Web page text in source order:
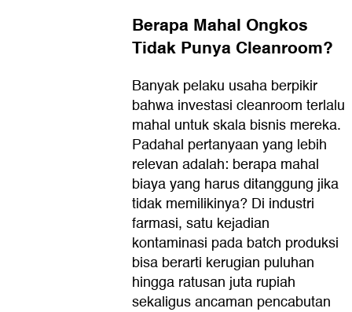
Berapa Mahal Ongkos
Tidak Punya Cleanroom?
Banyak pelaku usaha berpikir
bahwa investasi cleanroom terlalu
mahal untuk skala bisnis mereka.
Padahal pertanyaan yang lebih
relevan adalah: berapa mahal
biaya yang harus ditanggung jika
tidak memilikinya? Di industri
farmasi, satu kejadian
kontaminasi pada batch produksi
bisa berarti kerugian puluhan
hingga ratusan juta rupiah
sekaligus ancaman pencabutan